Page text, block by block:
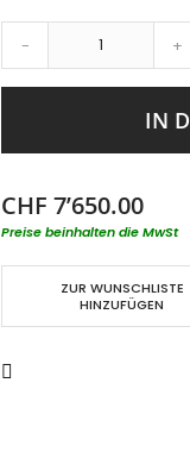
- +
IN
CHF 7’650.00
Preise beinhalten die MwSt
ZUR WUNSCHLISTE
HINZUFÜGEN